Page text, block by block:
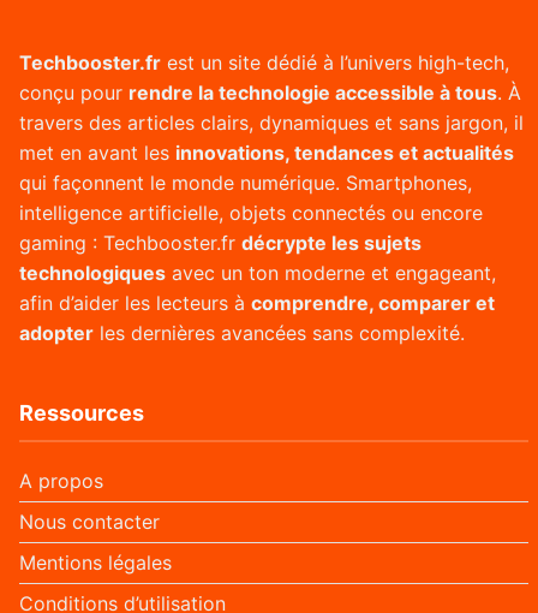
Techbooster.fr est un site dédié à l’univers high-tech,
conçu pour rendre la technologie accessible à tous. À
travers des articles clairs, dynamiques et sans jargon, il
met en avant les innovations, tendances et actualités
qui façonnent le monde numérique. Smartphones,
intelligence artificielle, objets connectés ou encore
gaming : Techbooster.fr décrypte les sujets
technologiques avec un ton moderne et engageant,
afin d’aider les lecteurs à comprendre, comparer et
adopter les dernières avancées sans complexité.
Ressources
A propos
Nous contacter
Mentions légales
Conditions d’utilisation